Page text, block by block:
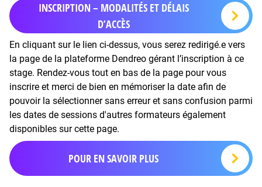
INSCRIPTION – MODALITÉS ET DÉLAIS
D’ACCÈS
En cliquant sur le lien ci-dessus, vous serez redirigé.e vers
la page de la plateforme Dendreo gérant l’inscription à ce
stage. Rendez-vous tout en bas de la page pour vous
inscrire et merci de bien en mémoriser la date afin de
pouvoir la sélectionner sans erreur et sans confusion parmi
les dates de sessions d'autres formateurs également
disponibles sur cette page.
POUR EN SAVOIR PLUS